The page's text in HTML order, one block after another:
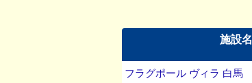
施設名
フラグポール ヴィラ 白馬